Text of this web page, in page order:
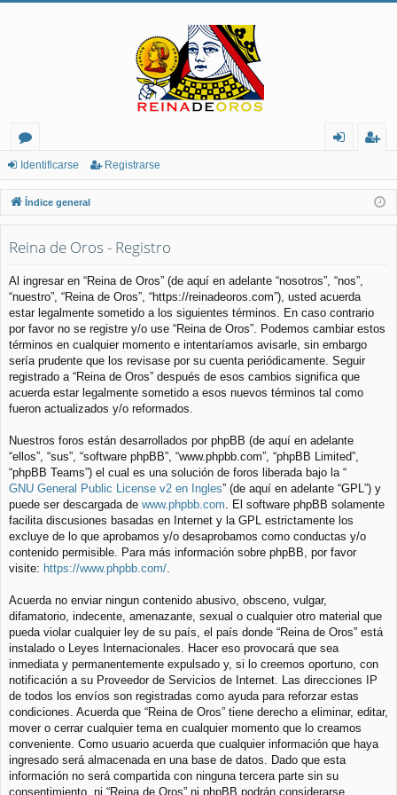
or
os
nt
ifi
rs
e
ist
ra
Identificarse Registrarse
Índice general
Reina de Oros - Registro
Al ingresar en “Reina de Oros” (de aquí en adelante “nosotros”, “nos”,
“nuestro”, “Reina de Oros”, “https://reinadeoros.com”), usted acuerda
estar legalmente sometido a los siguientes términos. En caso contrario
por favor no se registre y/o use “Reina de Oros”. Podemos cambiar estos
términos en cualquier momento e intentaríamos avisarle, sin embargo
sería prudente que los revisase por su cuenta periódicamente. Seguir
registrado a “Reina de Oros” después de esos cambios significa que
acuerda estar legalmente sometido a esos nuevos términos tal como
fueron actualizados y/o reformados.
Nuestros foros están desarrollados por phpBB (de aquí en adelante
“ellos”, “sus”, “software phpBB”, “www.phpbb.com”, “phpBB Limited”,
“phpBB Teams”) el cual es una solución de foros liberada bajo la “
GNU General Public License v2 en Ingles” (de aquí en adelante “GPL”) y
puede ser descargada de www.phpbb.com . El software phpBB solamente
facilita discusiones basadas en Internet y la GPL estrictamente los
excluye de lo que aprobamos y/o desaprobamos como conductas y/o
contenido permisible. Para más información sobre phpBB, por favor
visite: https://www.phpbb.com/
Acuerda no enviar ningun contenido abusivo, obsceno, vulgar,
difamatorio, indecente, amenazante, sexual o cualquier otro material que
pueda violar cualquier ley de su país, el país donde “Reina de Oros” está
instalado o Leyes Internacionales. Hacer eso provocará que sea
inmediata y permanentemente expulsado y, si lo creemos oportuno, con
notificación a su Proveedor de Servicios de Internet. Las direcciones IP
de todos los envíos son registradas como ayuda para reforzar estas
condiciones. Acuerda que “Reina de Oros” tiene derecho a eliminar, editar,
mover o cerrar cualquier tema en cualquier momento que lo creamos
conveniente. Como usuario acuerda que cualquier información que haya
ingresado será almacenada en una base de datos. Dado que esta
información no será compartida con ninguna tercera parte sin su
consentimiento, ni “Reina de Oros” ni phpBB podrán considerarse